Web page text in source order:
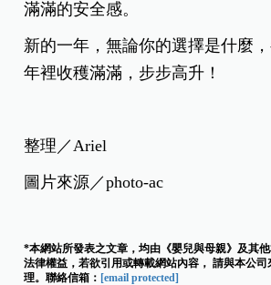
滿滿的安全感。
新的一年，無論你的選擇是什麼
年裡收穫滿滿，步步高升！
整理／Ariel
圖片來源／photo-ac
*本網站所發表之文章，均由《嬰兒與母親》及其
法律權益，若欲引用或轉載網站內容， 請與本公
理。聯絡信箱： [email protected]